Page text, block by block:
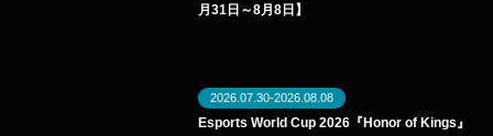
月31日～8月8日】
2026.07.30-2026.08.08
Esports World Cup 2026『Honor of Kings』